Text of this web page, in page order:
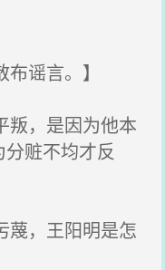
谣言。】
，是因为他本
赃不均才反
，王阳明是怎